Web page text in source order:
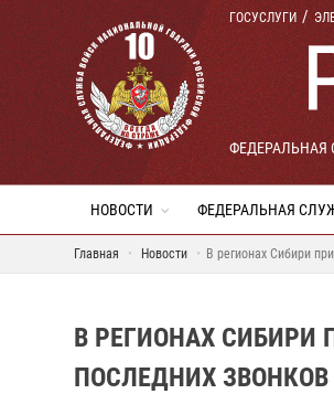
ГОСУСЛУГИ
ФЕДЕРАЛЬНАЯ
НОВОСТИ ФЕДЕРАЛЬНАЯ
Главная Новости В регионах Сибири
В РЕГИОНАХ СИБИРИ
ПОСЛЕДНИХ ЗВОНКОВ